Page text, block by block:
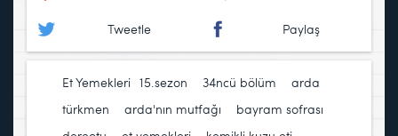
Tweetle Paylaş
Et Yemekleri 15.sezon 34ncü bölüm
arda
türkmen
arda'nın mutfağı bayram sofrası